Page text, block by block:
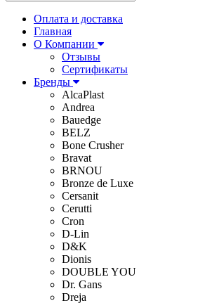
Оплата и доставка
Главная
О Компании
Отзывы
Сертификаты
Бренды
AlcaPlast
Andrea
Bauedge
BELZ
Bone Crusher
Bravat
BRNOU
Bronze de Luxe
Cersanit
Cerutti
Cron
D-Lin
D&K
Dionis
DOUBLE YOU
Dr. Gans
Dreja